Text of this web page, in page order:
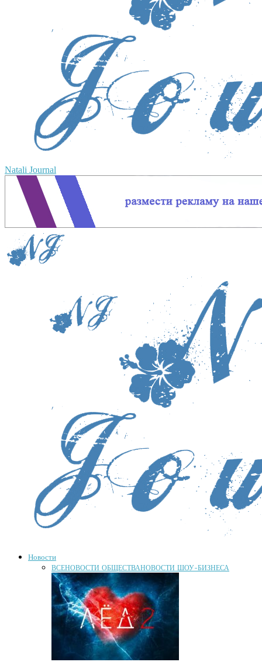
Natali Journal
Новости
ВСЕНОВОСТИ ОБЩЕСТВАНОВОСТИ ШОУ-БИЗНЕСА